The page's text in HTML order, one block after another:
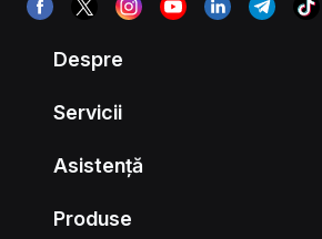
Despre
Servicii
Asistență
Produse